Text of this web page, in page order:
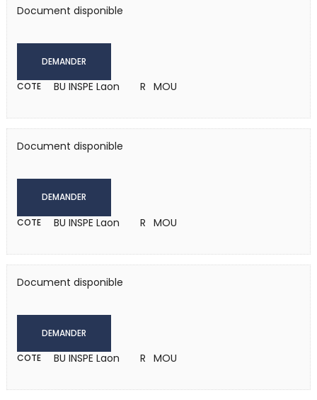
Document disponible
DEMANDER
COTE BU INSPE Laon R MOU
Document disponible
DEMANDER
COTE BU INSPE Laon R MOU
Document disponible
DEMANDER
COTE BU INSPE Laon R MOU